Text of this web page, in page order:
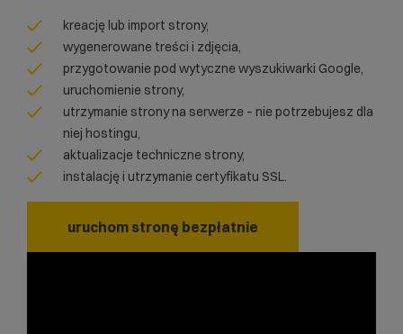
kreację lub import strony,
wygenerowane treści i zdjęcia,
przygotowanie pod wytyczne wyszukiwarki Google,
uruchomienie strony,
utrzymanie strony na serwerze – nie potrzebujesz dla
niej hostingu,
aktualizacje techniczne strony,
instalację i utrzymanie certyfikatu SSL.
uruchom stronę bezpłatnie